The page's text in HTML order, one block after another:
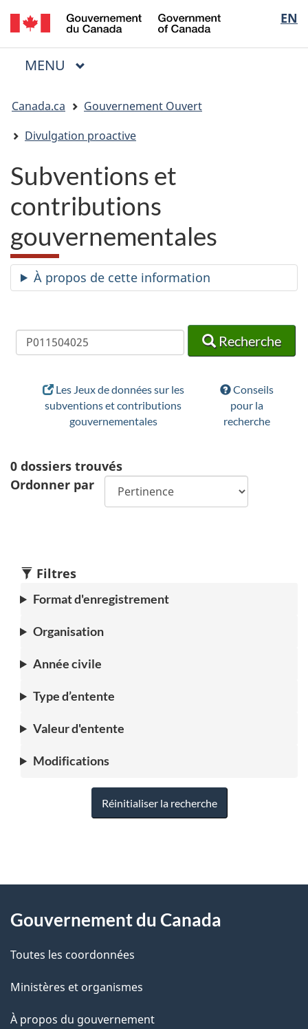
Passer
au
contenu
Passer
à
« Au
Passer
à
la
EN
of
Menu
MENU PRINCIPAL
êtes
ici
Canada.ca
Gouvernement Ouvert
Divulgation proactive
Subventions et
contributions
gouvernementales
À propos de cette information
Recherche
Recherche
Recherche
Les Jeux de données sur les
subventions et contributions
gouvernementales
Conseils
pour la
recherche
0 dossiers trouvés
Ordonner par
Filtres
Format d'enregistrement
Organisation
Année civile
Type d’entente
Valeur d'entente
Modifications
Réinitialiser la recherche
D
t
a
l
s
propos
ce
site
Gouvernement du Canada
Toutes les coordonnées
Ministères et organismes
À propos du gouvernement